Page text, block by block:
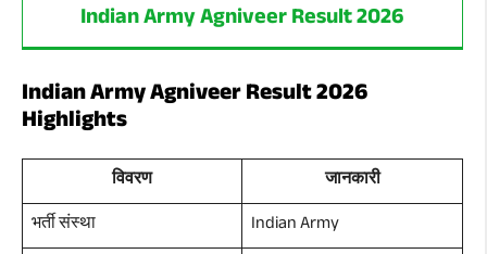
Indian Army Agniveer Result 2026
Indian Army Agniveer Result 2026
Highlights
विवरण
जानकारी
भर्ती संस्था
Indian Army